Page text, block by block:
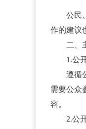
公民
作的建议
二、
1.公开
遵循公
需要公众
容。
2.公开